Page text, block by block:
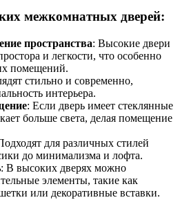
межкомнатных дверей:
пространства: Высокие двери
и легкости, что особенно
помещений.
стильно и современно,
интерьера.
: Если дверь имеет стеклянные
больше света, делая помещение
для различных стилей
до минимализма и лофта.
: В высоких дверях можно
элементы, такие как
или декоративные вставки.